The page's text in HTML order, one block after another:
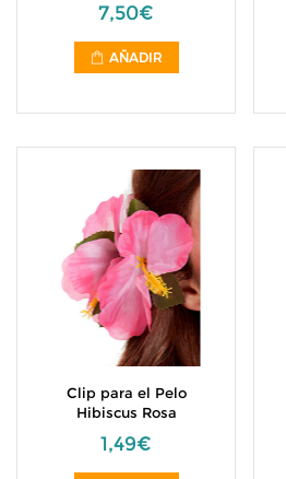
7,50€
AÑADIR
Clip para el Pelo
Hibiscus Rosa
1,49€